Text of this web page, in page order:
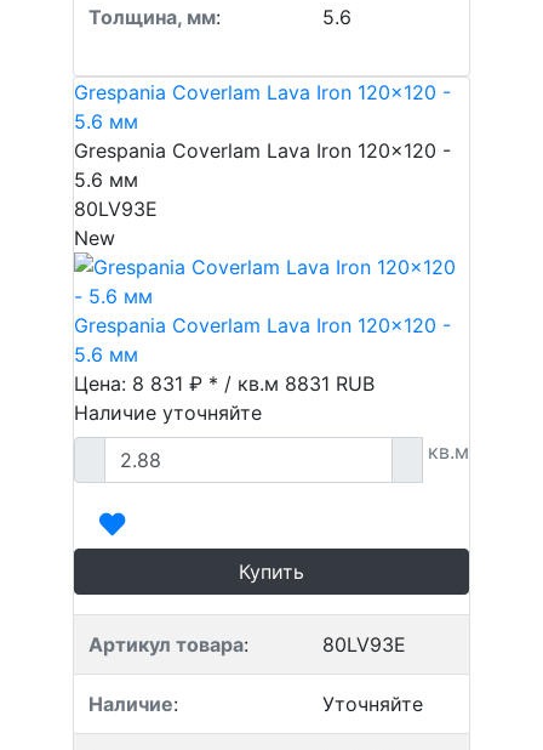
Толщина, мм: 5.6
Grespania Coverlam Lava Iron 120x120 -
5.6 мм
Grespania Coverlam Lava Iron 120x120 -
5.6 мм
80LV93E
New
Grespania Coverlam Lava Iron 120x120 -
5.6 мм
Цена: 8 831 ₽ * / кв.м 8831 RUB
Наличие уточняйте
кв.м
Купить
Артикул товара: 80LV93E
Наличие: Уточняйте